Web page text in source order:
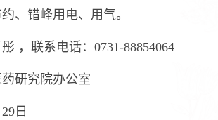
、错峰用电、用气。
联系电话：0731-88854064
研究院办公室
日